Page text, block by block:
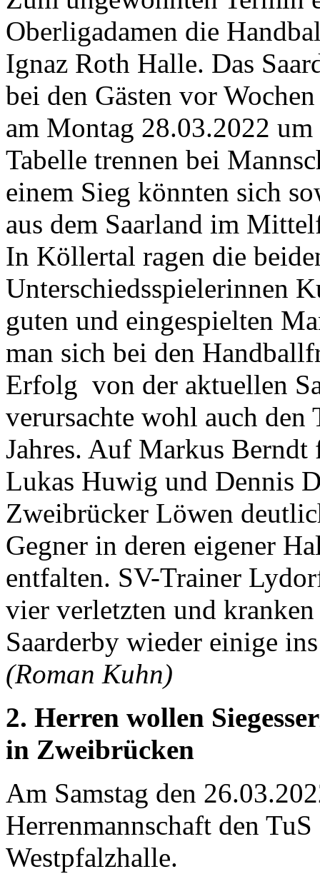
Oberligadamen die
Ignaz Roth Halle. Das
bei den Gästen vor
am Montag 28.03.2022
Tabelle trennen bei
einem Sieg könnten sich
aus dem Saarland im
In Köllertal ragen die
Unterschiedsspielerinnen
guten und eingespielten
man sich bei den
Erfolg von der aktuellen
verursachte wohl auch den
Jahres. Auf Markus Berndt
Lukas Huwig und Dennis
Zweibrücker Löwen
Gegner in deren eigener
entfalten. SV-Trainer
vier verletzten und
Saarderby wieder einige
(Roman Kuhn)
2. Herren wollen
in Zweibrücken
Am Samstag den
Herrenmannschaft den
Westpfalzhalle.